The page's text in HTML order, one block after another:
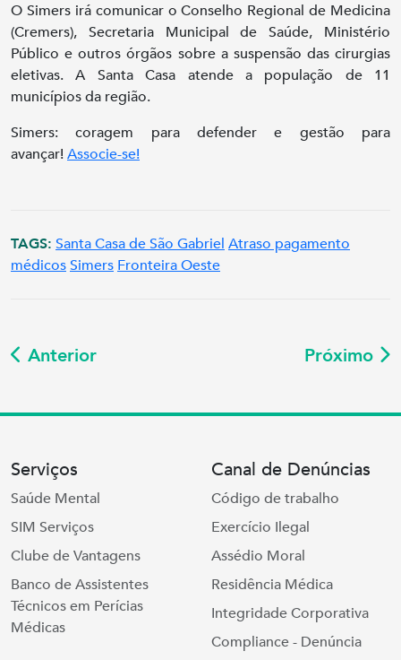
O Simers irá comunicar o Conselho Regional de Medicina
(Cremers), Secretaria Municipal de Saúde, Ministério
Público e outros órgãos sobre a suspensão das cirurgias
eletivas. A Santa Casa atende a população de 11
municípios da região.
Simers: coragem para defender e gestão para
avançar!Associe-se!
TAGS: Santa Casa de São Gabriel Atraso pagamento
médicosSimers Fronteira Oeste
Anterior Próximo
Serviços
Saúde Mental
SIM Serviços
Clube de Vantagens
Banco de Assistentes
Técnicos em Perícias
Médicas
Canal de Denúncias
Código de trabalho
Exercício Ilegal
Assédio Moral
Residência Médica
Integridade Corporativa
Compliance - Denúncia